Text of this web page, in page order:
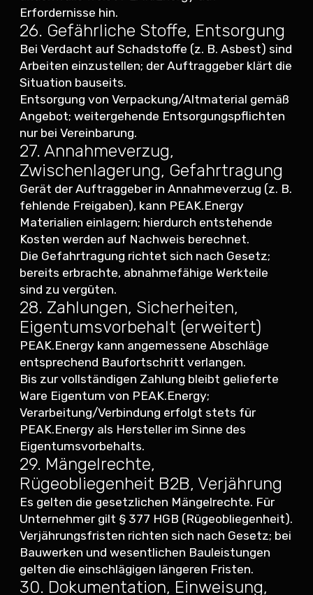
Erfordernisse hin.
26. Gefährliche Stoffe, Entsorgung
Bei Verdacht auf Schadstoffe (z. B. Asbest) sind
Arbeiten einzustellen; der Auftraggeber klärt die
Situation bauseits.
Entsorgung von Verpackung/Altmaterial gemäß
Angebot; weitergehende Entsorgungspflichten
nur bei Vereinbarung.
27. Annahmeverzug,
Zwischenlagerung, Gefahrtragung
Gerät der Auftraggeber in Annahmeverzug (z. B.
fehlende Freigaben), kann PEAK.Energy
Materialien einlagern; hierdurch entstehende
Kosten werden auf Nachweis berechnet.
Die Gefahrtragung richtet sich nach Gesetz;
bereits erbrachte, abnahmefähige Werkteile
sind zu vergüten.
28. Zahlungen, Sicherheiten,
Eigentumsvorbehalt (erweitert)
PEAK.Energy kann angemessene Abschläge
entsprechend Baufortschritt verlangen.
Bis zur vollständigen Zahlung bleibt gelieferte
Ware Eigentum von PEAK.Energy;
Verarbeitung/Verbindung erfolgt stets für
PEAK.Energy als Hersteller im Sinne des
Eigentumsvorbehalts.
29. Mängelrechte,
Rügeobliegenheit B2B, Verjährung
Es gelten die gesetzlichen Mängelrechte. Für
Unternehmer gilt § 377 HGB (Rügeobliegenheit).
Verjährungsfristen richten sich nach Gesetz; bei
Bauwerken und wesentlichen Bauleistungen
gelten die einschlägigen längeren Fristen.
30. Dokumentation, Einweisung,